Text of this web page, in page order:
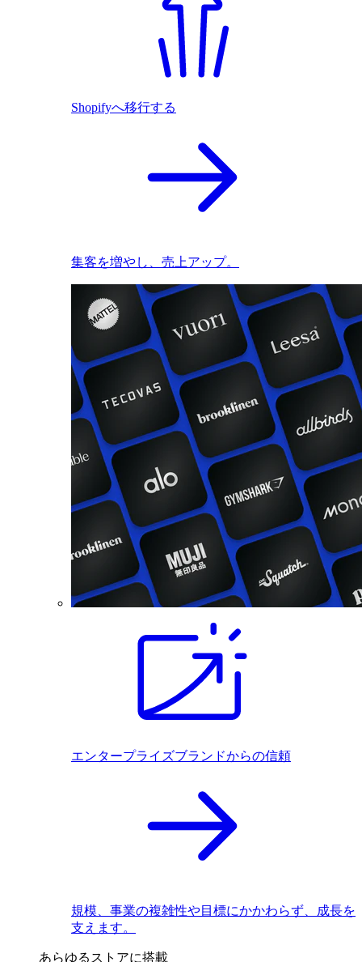
Shopifyへ移行する
集客を増やし、売上アップ。
エンタープライズブランドからの信頼
規模、事業の複雑性や目標にかかわらず、成長を
支えます。
あらゆるストアに搭載